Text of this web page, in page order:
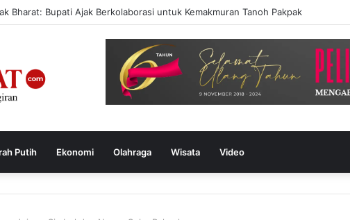
Bharat: Bupati Ajak Berkolaborasi untuk Kemakmuran Tanoh Pakpak
Putih Ekonomi Olahraga Wisata Video